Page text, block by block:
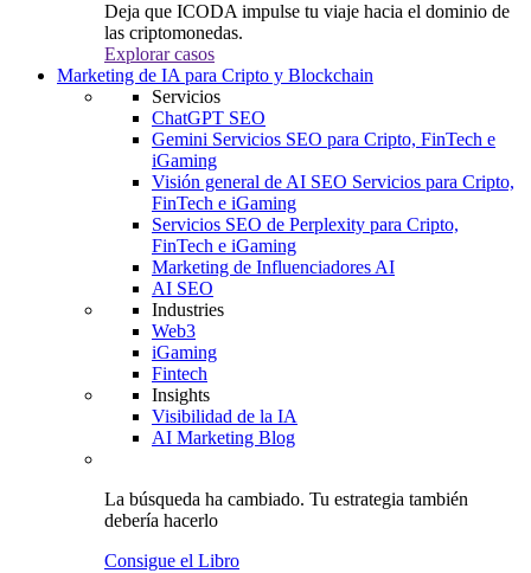
Deja que ICODA impulse tu viaje hacia el dominio de
las criptomonedas.
Explorar casos
Marketing de IA para Cripto y Blockchain
Servicios
ChatGPT SEO
Gemini Servicios SEO para Cripto, FinTech e
iGaming
Visión general de AI SEO Servicios para Cripto,
FinTech e iGaming
Servicios SEO de Perplexity para Cripto,
FinTech e iGaming
Marketing de Influenciadores AI
AI SEO
Industries
Web3
iGaming
Fintech
Insights
Visibilidad de la IA
AI Marketing Blog
La búsqueda ha cambiado. Tu estrategia también
debería hacerlo
Consigue el Libro